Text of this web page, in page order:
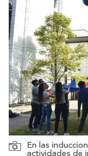
En las
actividades de